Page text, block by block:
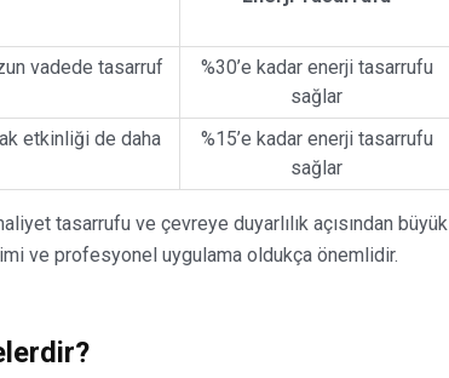
vadede tasarruf
%30’e kadar enerji tasarrufu
sağlar
etkinliği de daha
%15’e kadar enerji tasarrufu
sağlar
tasarrufu ve çevreye duyarlılık açısından büyük
ve profesyonel uygulama oldukça önemlidir.